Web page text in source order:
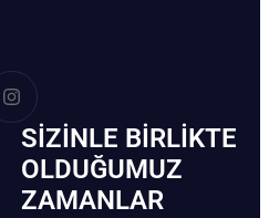
SIZINLE BIRLIKTE
OLDUĞUMUZ
ZAMANLAR